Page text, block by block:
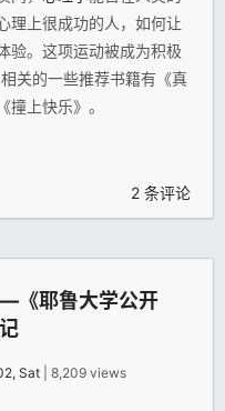
理上很成功的人，如何让
验。这项运动被成为积极
关的一些推荐书籍有《真
上快乐》。
2 条评论
《耶鲁大学公开
Sat | 8,209 views